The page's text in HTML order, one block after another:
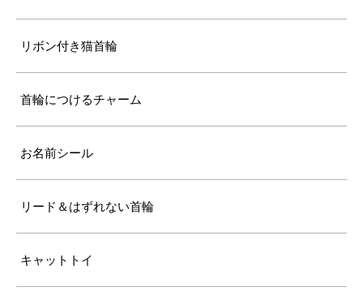
リボン付き猫首輪
首輪につけるチャーム
お名前シール
リード＆はずれない首輪
キャットトイ